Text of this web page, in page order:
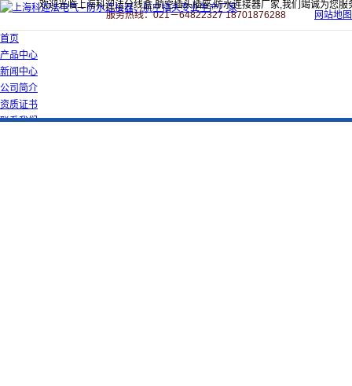
欢迎光临上海科迎法分线盒,航空插头插座,防水连接器厂家,我们竭诚为您服
服务热线：021－64822327 18701876288
网站地图
首页
产品中心
新闻中心
公司简介
资质证书
联系我们